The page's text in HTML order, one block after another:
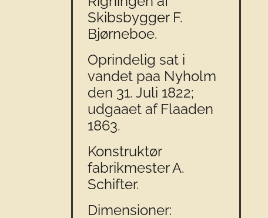
Skibsbygger F.
Bjørneboe.
Oprindelig sat i
vandet paa Nyholm
den 31. Juli 1822;
udgaaet af Flaaden
1863.
Konstruktør
fabrikmester A.
Schifter.
Dimensioner: